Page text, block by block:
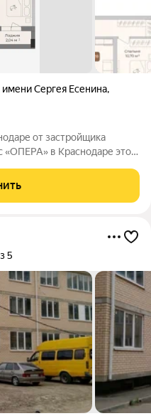
имени Сергея Есенина,
от застройщика
в Краснодаре это
Просторные
светом,
5